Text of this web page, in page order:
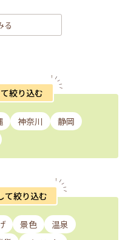
る
絞り込む
神奈川
静岡
て絞り込む
景色
温泉